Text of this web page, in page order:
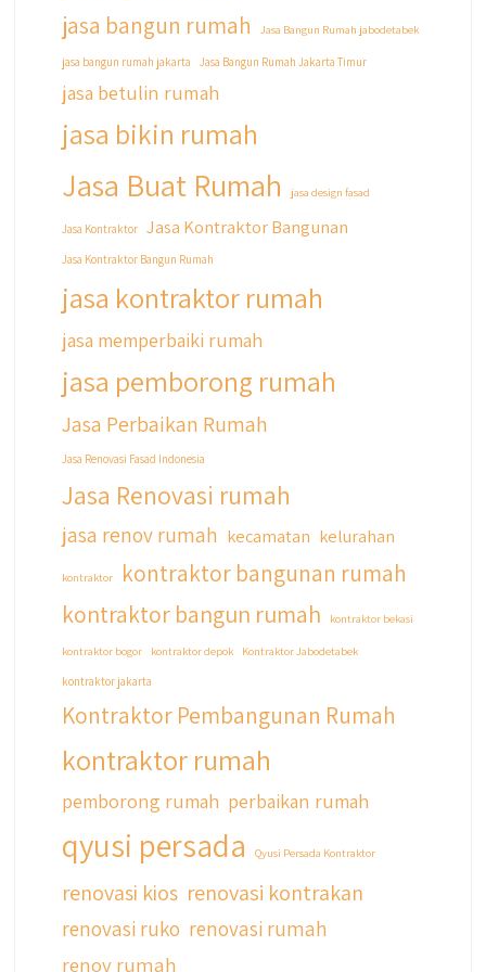
Untuk informasi lebih lanjut terkait program
di bio yaa
#jasabangunrumahjakarta
#jasarenovasirumahjakarta
#kontraktorjakarta #kontraktorbangunan
#kontraktorbangunanjakarta
#kontraktorbekasi #kontraktorinteriorjakarta
#jasabangunrumahdepok
#jasarenovasirumahbekasi
#jasadesainrumahmurah
#jasadesainrumahjakarta
#kontraktorbangunanjabodetabek
#jasabangunrumahjabodetabek
#qyusipersada
jasa bangun rumah Jasa Bangun Rumah jabodetabek
jasa bangun rumah jakarta Jasa Bangun Rumah Jakarta Timur
jasa betulin rumah
jasa bikin rumah
Jasa Buat Rumah jasa design fasad
Jasa Kontraktor Jasa Kontraktor Bangunan
Jasa Kontraktor Bangun Rumah
jasa kontraktor rumah
jasa memperbaiki rumah
jasa pemborong rumah
Jasa Perbaikan Rumah
Jasa Renovasi Fasad Indonesia
Jasa Renovasi rumah
jasa renov rumah kecamatan kelurahan
kontraktor
kontraktor bangunan rumah
kontraktor bangun rumah
kontraktor bekasi
kontraktor bogor kontraktor depok
Kontraktor Jabodetabek
kontraktor jakarta
Kontraktor Pembangunan Rumah
kontraktor rumah
pemborong rumah perbaikan rumah
qyusi persada Qyusi Persada Kontraktor
renovasi kios renovasi kontrakan
renovasi ruko renovasi rumah
renov rumah